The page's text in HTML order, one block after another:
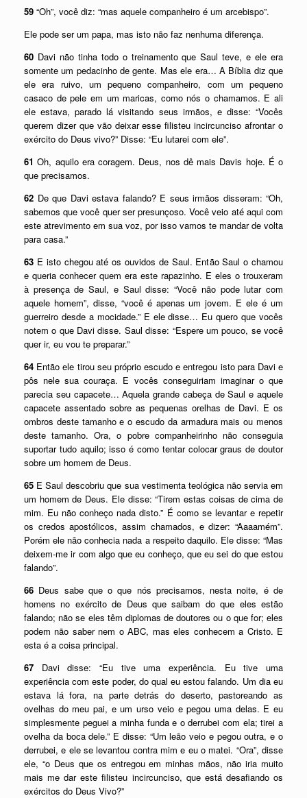
59 “Oh”, você diz: “mas aquele companheiro é um arcebispo”.
Ele pode ser um papa, mas isto não faz nenhuma diferença.
60 Davi não tinha todo o treinamento que Saul teve, e ele era
somente um pedacinho de gente. Mas ele era… A Bíblia diz que
ele era ruivo, um pequeno companheiro, com um pequeno
casaco de pele em um maricas, como nós o chamamos. E ali
ele estava, parado lá visitando seus irmãos, e disse: “Vocês
querem dizer que vão deixar esse filisteu incircunciso afrontar o
exército do Deus vivo?” Disse: “Eu lutarei com ele”.
61 Oh, aquilo era coragem. Deus, nos dê mais Davis hoje. É o
que precisamos.
62 De que Davi estava falando? E seus irmãos disseram: “Oh,
sabemos que você quer ser presunçoso. Você veio até aqui com
este atrevimento em sua voz, por isso vamos te mandar de volta
para casa.”
63 E isto chegou até os ouvidos de Saul. Então Saul o chamou
e queria conhecer quem era este rapazinho. E eles o trouxeram
à presença de Saul, e Saul disse: “Você não pode lutar com
aquele homem”, disse, “você é apenas um jovem. E ele é um
guerreiro desde a mocidade.” E ele disse… Eu quero que vocês
notem o que Davi disse. Saul disse: “Espere um pouco, se você
quer ir, eu vou te preparar.”
64 Então ele tirou seu próprio escudo e entregou isto para Davi e
pôs nele sua couraça. E vocês conseguiriam imaginar o que
parecia seu capacete… Aquela grande cabeça de Saul e aquele
capacete assentado sobre as pequenas orelhas de Davi. E os
ombros deste tamanho e o escudo da armadura mais ou menos
deste tamanho. Ora, o pobre companheirinho não conseguia
suportar tudo aquilo; isso é como tentar colocar graus de doutor
sobre um homem de Deus.
65 E Saul descobriu que sua vestimenta teológica não servia em
um homem de Deus. Ele disse: “Tirem estas coisas de cima de
mim. Eu não conheço nada disto.” É como se levantar e repetir
os credos apostólicos, assim chamados, e dizer: “Aaaamém”.
Porém ele não conhecia nada a respeito daquilo. Ele disse: “Mas
deixem-me ir com algo que eu conheço, que eu sei do que estou
falando”.
66 Deus sabe que o que nós precisamos, nesta noite, é de
homens no exército de Deus que saibam do que eles estão
falando; não se eles têm diplomas de doutores ou o que for; eles
podem não saber nem o ABC, mas eles conhecem a Cristo. E
esta é a coisa principal.
67 Davi disse: “Eu tive uma experiência. Eu tive uma
experiência com este poder, do qual eu estou falando. Um dia eu
estava lá fora, na parte detrás do deserto, pastoreando as
ovelhas do meu pai, e um urso veio e pegou uma delas. E eu
simplesmente peguei a minha funda e o derrubei com ela; tirei a
ovelha da boca dele.” E disse: “Um leão veio e pegou outra, e o
derrubei, e ele se levantou contra mim e eu o matei. “Ora”, disse
ele, “o Deus que os entregou em minhas mãos, não iria muito
mais me dar este filisteu incircunciso, que está desafiando os
exércitos do Deus Vivo?”